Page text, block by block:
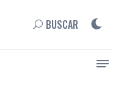
BUSCAR